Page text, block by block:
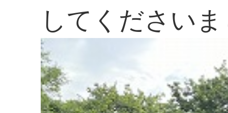
してください